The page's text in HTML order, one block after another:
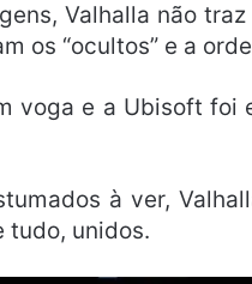
Valhalla não
os “ocultos” e a
voga e a Ubisoft foi
à ver,
tudo, unidos.